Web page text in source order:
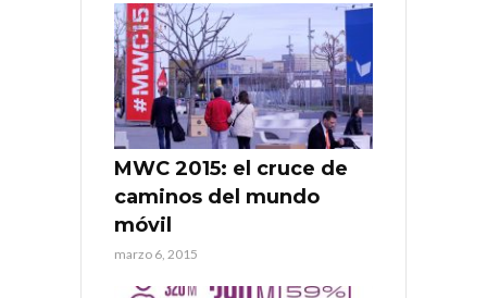
MWC 2015: el cruce de
caminos del mundo
móvil
marzo 6, 2015